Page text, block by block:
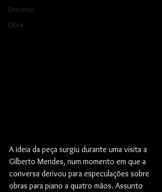
Universo
Obra
A ideia da peça surgiu durante uma visita a
Gilberto Mendes, num momento em que a
conversa derivou para especulações sobre
obras para piano a quatro mãos. Assunto